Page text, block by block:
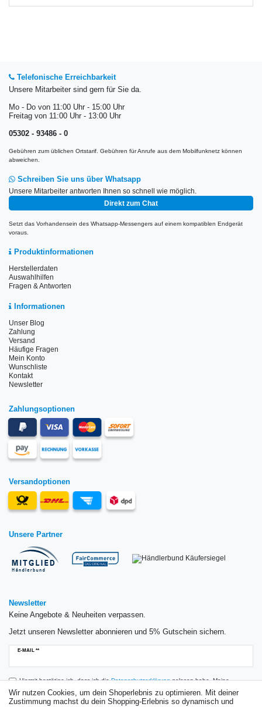
Telefonische Erreichbarkeit
Unsere Mitarbeiter sind gern für Sie da.
Mo - Do von 11:00 Uhr - 15:00 Uhr
Freitag von 11:00 Uhr - 13:00 Uhr
05302 - 93486 - 0
Gebühren zum üblichen Ortstarif. Gebühren für Anrufe aus dem Mobilfunknetz können
abweichen.
Schreiben Sie uns über Whatsapp
Unsere Mitarbeiter antworten Ihnen so schnell wie möglich.
Direkt zum Chat
Setzt das Vorhandensein des Whatsapp-Messengers auf einem kompatiblen Endgerät
voraus.
Produktinformationen
Herstellerdaten
Auswahlhilfen
Fragen & Antworten
Informationen
Unser Blog
Zahlung
Versand
Häufige Fragen
Mein Konto
Wunschliste
Kontakt
Newsletter
Zahlungsoptionen
Versandoptionen
Unsere Partner
Newsletter
Keine Angebote & Neuheiten verpassen.
Jetzt unseren Newsletter abonnieren und 5% Gutschein sichern.
E-MAIL **
Newsletter
Hiermit bestätige ich, dass ich dieDaten­schutz­erklärunggelesen habe. Meine
Einwilligung kann ich jederzeit widerrufen.**
Wir nutzen Cookies, um dein Shoperlebnis zu optimieren. Mit deiner
Zustimmung machst du dein Shopping-Erlebnis so dynamisch und